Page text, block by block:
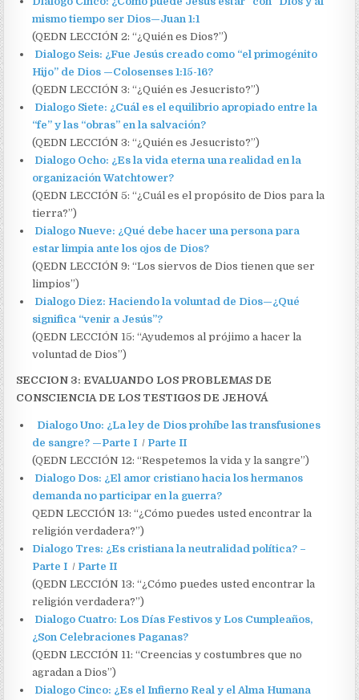
mismo tiempo ser Dios—Juan 1:1
(QEDN LECCIÓN 2: “¿Quién es Dios?”)
Dialogo Seis: ¿Fue Jesús creado como “el primogénito
Hijo” de Dios —Colosenses 1:15-16?
(QEDN LECCIÓN 3: “¿Quién es Jesucristo?”)
Dialogo Siete: ¿Cuál es el equilibrio apropiado entre la
“fe” y las “obras” en la salvación?
(QEDN LECCIÓN 3: “¿Quién es Jesucristo?”)
Dialogo Ocho: ¿Es la vida eterna una realidad en la
organización Watchtower?
(QEDN LECCIÓN 5: “¿Cuál es el propósito de Dios para la
tierra?”)
Dialogo Nueve: ¿Qué debe hacer una persona para
estar limpia ante los ojos de Dios?
(QEDN LECCIÓN 9: “Los siervos de Dios tienen que ser
limpios”)
Dialogo Diez: Haciendo la voluntad de Dios—¿Qué
significa “venir a Jesús”?
(QEDN LECCIÓN 15: “Ayudemos al prójimo a hacer la
voluntad de Dios”)
SECCION 3: EVALUANDO LOS PROBLEMAS DE
CONSCIENCIA DE LOS TESTIGOS DE JEHOVÁ
Dialogo Uno: ¿La ley de Dios prohíbe las transfusiones
de sangre? —Parte I / Parte II
(QEDN LECCIÓN 12: “Respetemos la vida y la sangre”)
Dialogo Dos: ¿El amor cristiano hacia los hermanos
demanda no participar en la guerra?
QEDN LECCIÓN 13: “¿Cómo puedes usted encontrar la
religión verdadera?”)
Dialogo Tres: ¿Es cristiana la neutralidad política? –
Parte I / Parte II
(QEDN LECCIÓN 13: “¿Cómo puedes usted encontrar la
religión verdadera?”)
Dialogo Cuatro: Los Días Festivos y Los Cumpleaños,
¿Son Celebraciones Paganas?
(QEDN LECCIÓN 11: “Creencias y costumbres que no
agradan a Dios”)
Dialogo Cinco: ¿Es el Infierno Real y el Alma Humana